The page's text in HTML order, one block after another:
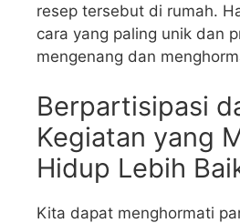
resep tersebut di rumah.
cara yang paling unik dan
mengenang dan
Berpartisipasi
Kegiatan yang
Hidup Lebih
Kita dapat menghormati